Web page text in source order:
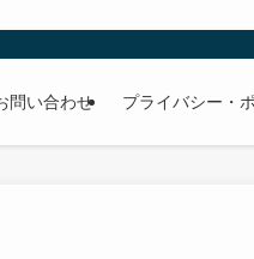
問い合わせ プライバシー・